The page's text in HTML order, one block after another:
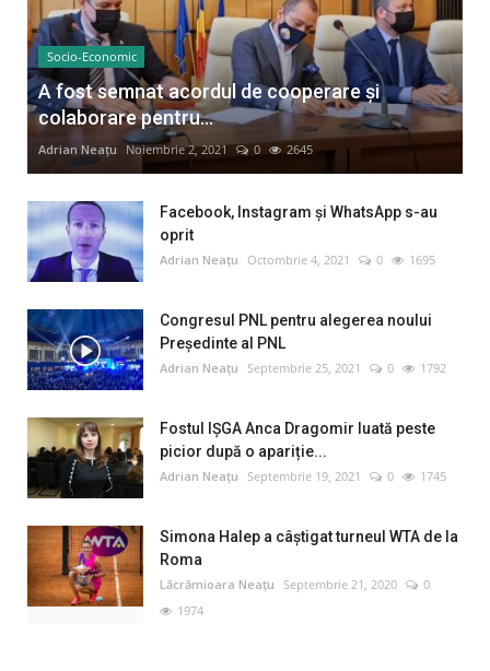
Socio-Economic
A fost semnat acordul de cooperare și
colaborare pentru...
Adrian Neațu Noiembrie 2, 2021 0 2645
Facebook, Instagram și WhatsApp s-au
oprit
Adrian Neațu Octombrie 4, 2021 0 1695
Congresul PNL pentru alegerea noului
Preşedinte al PNL
Adrian Neațu Septembrie 25, 2021 0 1792
Fostul IȘGA Anca Dragomir luată peste
picior după o apariție...
Adrian Neațu Septembrie 19, 2021 0 1745
Simona Halep a câştigat turneul WTA de la
Roma
Lăcrămioara Neațu Septembrie 21, 2020
0
1974